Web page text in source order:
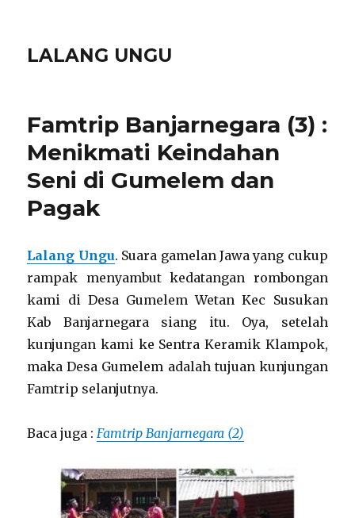
LALANG UNGU
Famtrip Banjarnegara (3) :
Menikmati Keindahan
Seni di Gumelem dan
Pagak
Lalang Ungu. Suara gamelan Jawa yang cukup
rampak menyambut kedatangan rombongan
kami di Desa Gumelem Wetan Kec Susukan
Kab Banjarnegara siang itu. Oya, setelah
kunjungan kami ke Sentra Keramik Klampok,
maka Desa Gumelem adalah tujuan kunjungan
Famtrip selanjutnya.
Baca juga :Famtrip Banjarnegara (2)